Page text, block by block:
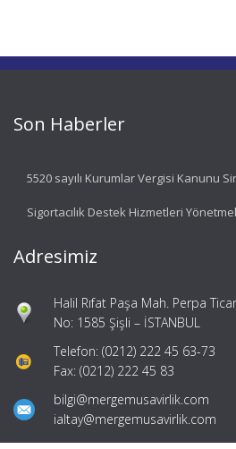
Son Haberler
5520 sayılı Kurumlar Vergisi Kanunu
Sigortacılık Destek Hizmetleri
Adresimiz
Halil Rıfat Paşa Mah. Perpa
No: 1585 Şişli – İSTANBUL
Telefon: (0212) 222 45 63-73
Fax: (0212) 222 45 83
bilgi@mergemusavirlik.com
ialtay@mergemusavirlik.com